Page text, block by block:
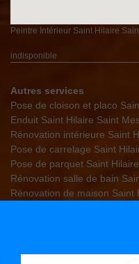
Peintre Intérieur Saint Hilaire
indisponible
Autres services
Pose de cloison et placo
Enduit Saint Hilaire Saint
Rénovation intérieure Saint
Pose de carrelage Saint
Pose de parquet Saint
Rénovation salle de bain
Rénovation de maison Saint